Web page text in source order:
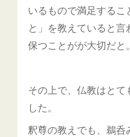
いるもので満足するこ
と」を教えていると
保つことがが大切だと。
その上で、仏教はとて
した。
釈尊の教えでも、鵜